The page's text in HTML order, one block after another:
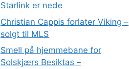
Starlink er nede
Christian Cappis forlater Viking –
solgt til MLS
Smell på hjemmebane for
Solskjærs Besiktas –